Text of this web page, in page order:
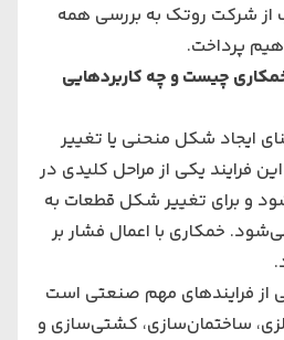
از شرکت روتک به بررسی همه
پرداخت.
خمکاری چیست و چه کاربردهایی
ایجاد شکل منحنی یا تغییر
فرایند یکی از مراحل کلیدی در
و برای تغییر شکل قطعات به
خمکاری با اعمال فشار بر
از فرایندهای مهم صنعتی است
ساختمان‌سازی، کشتی‌سازی و